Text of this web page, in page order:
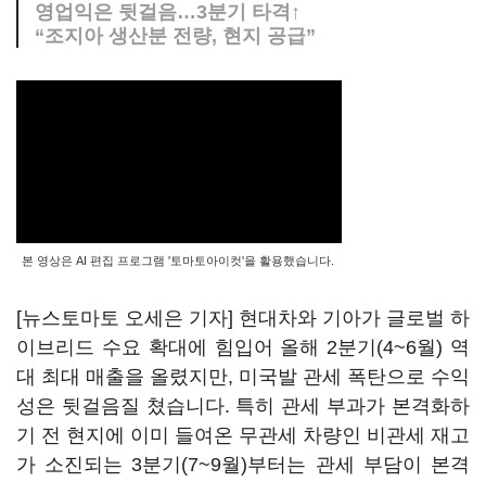
영업익은 뒷걸음…3분기 타격↑
“조지아 생산분 전량, 현지 공급”
본 영상은 AI 편집 프로그램 '토마토아이컷'을 활용했습니다.
[뉴스토마토 오세은 기자] 현대차와 기아가 글로벌 하
이브리드 수요 확대에 힘입어 올해 2분기(4~6월) 역
대 최대 매출을 올렸지만, 미국발 관세 폭탄으로 수익
성은 뒷걸음질 쳤습니다. 특히 관세 부과가 본격화하
기 전 현지에 이미 들여온 무관세 차량인 비관세 재고
가 소진되는 3분기(7~9월)부터는 관세 부담이 본격